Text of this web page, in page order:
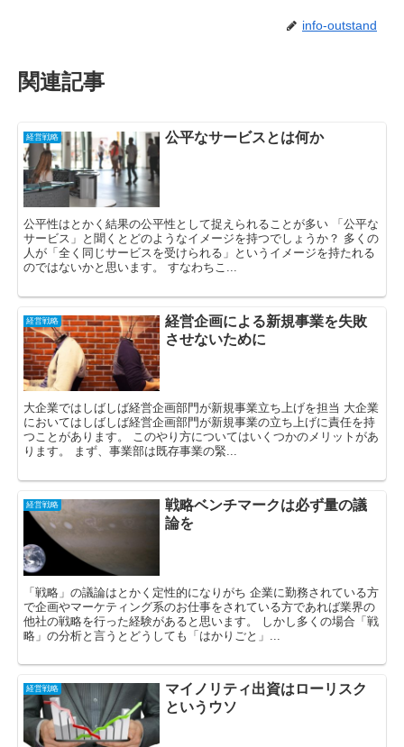
info-outstand
関連記事
経営戦略 公平なサービスとは何か
公平性はとかく結果の公平性として捉えられることが多い 「公平な
サービス」と聞くとどのようなイメージを持つでしょうか？ 多くの
人が「全く同じサービスを受けられる」というイメージを持たれる
のではないかと思います。 すなわちこ...
経営戦略
経営企画による新規事業を失敗
させないために
大企業ではしばしば経営企画部門が新規事業立ち上げを担当 大企業
においてはしばしば経営企画部門が新規事業の立ち上げに責任を持
つことがあります。 このやり方についてはいくつかのメリットがあ
ります。 まず、事業部は既存事業の緊...
経営戦略
戦略ベンチマークは必ず量の議
論を
「戦略」の議論はとかく定性的になりがち 企業に勤務されている方
で企画やマーケティング系のお仕事をされている方であれば業界の
他社の戦略を行った経験があると思います。 しかし多くの場合「戦
略」の分析と言うとどうしても「はかりごと」...
経営戦略
マイノリティ出資はローリスク
というウソ